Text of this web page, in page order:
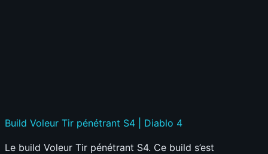
Build Voleur Tir pénétrant S4 | Diablo 4
Le build Voleur Tir pénétrant S4. Ce build s’est